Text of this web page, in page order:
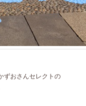
ずおさんセレクトの